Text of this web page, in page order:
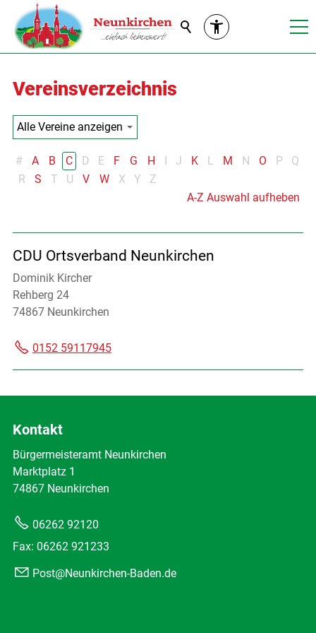
Suche
Vereinsverzeichnis
# A B C D E F G H I J K L M N O P
Q
R
S T U V W X Y
Z
A-Z Auswahl aufheben
CDU Ortsverband Neunkirchen
Dominik Kircher
Rehberg 24
74867 Neunkirchen
0152 59117945
Kontakt
Bürgermeisteramt Neunkirchen
Marktplatz 1
74867 Neunkirchen
06262 92120
Fax: 06262 921233
Post@Neunkirchen-Baden.de